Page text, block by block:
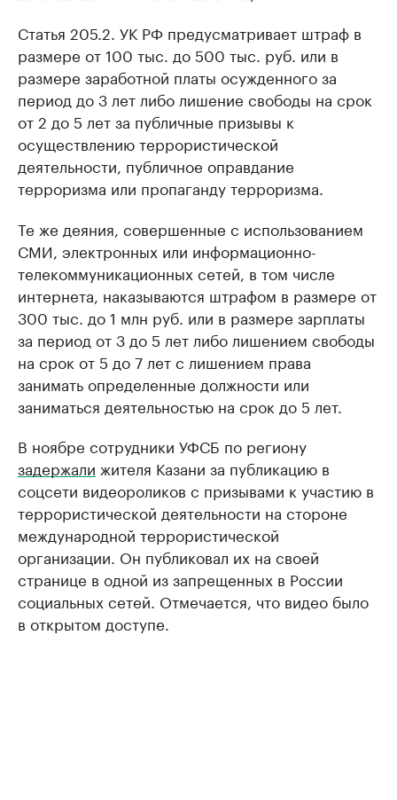
Статья 205.2. УК РФ предусматривает штраф в
размере от 100 тыс. до 500 тыс. руб. или в
размере заработной платы осужденного за
период до 3 лет либо лишение свободы на срок
от 2 до 5 лет за публичные призывы к
осуществлению террористической
деятельности, публичное оправдание
терроризма или пропаганду терроризма.
Те же деяния, совершенные с использованием
СМИ, электронных или информационно-
телекоммуникационных сетей, в том числе
интернета, наказываются штрафом в размере от
300 тыс. до 1 млн руб. или в размере зарплаты
за период от 3 до 5 лет либо лишением свободы
на срок от 5 до 7 лет с лишением права
занимать определенные должности или
заниматься деятельностью на срок до 5 лет.
В ноябре сотрудники УФСБ по региону
задержали жителя Казани за публикацию в
соцсети видеороликов с призывами к участию в
террористической деятельности на стороне
международной террористической
организации. Он публиковал их на своей
странице в одной из запрещенных в России
социальных сетей. Отмечается, что видео было
в открытом доступе.